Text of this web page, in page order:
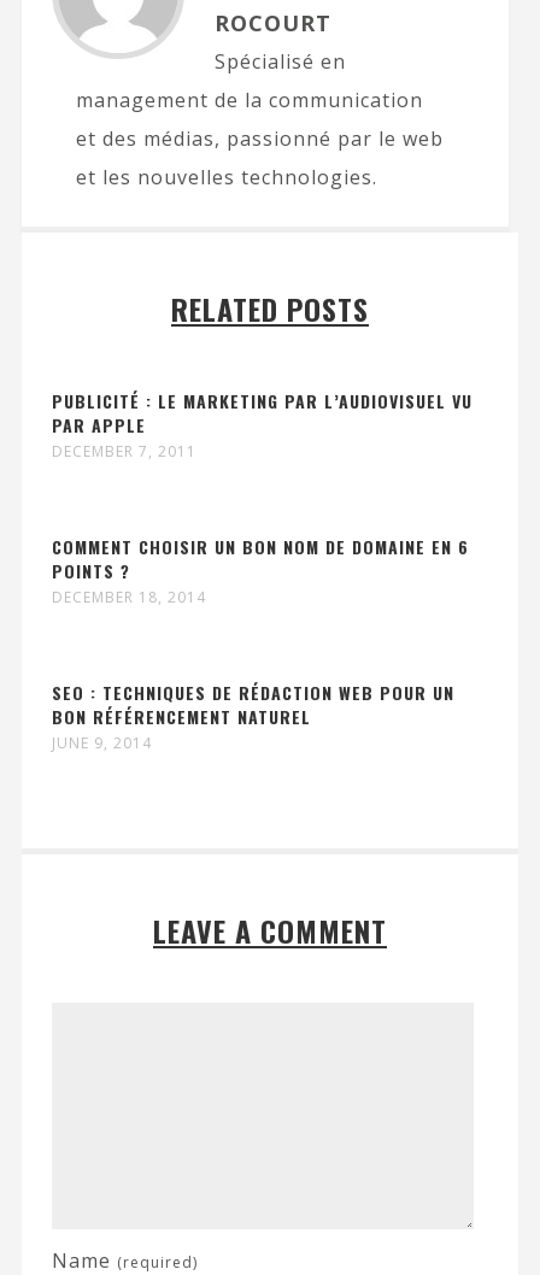
ROCOURT
Spécialisé en
management de la communication
et des médias, passionné par le web
et les nouvelles technologies.
RELATED POSTS
PUBLICITÉ : LE MARKETING PAR L’AUDIOVISUEL VU
PAR APPLE
DECEMBER 7, 2011
COMMENT CHOISIR UN BON NOM DE DOMAINE EN 6
POINTS ?
DECEMBER 18, 2014
SEO : TECHNIQUES DE RÉDACTION WEB POUR UN
BON RÉFÉRENCEMENT NATUREL
JUNE 9, 2014
LEAVE A COMMENT
Name (required)